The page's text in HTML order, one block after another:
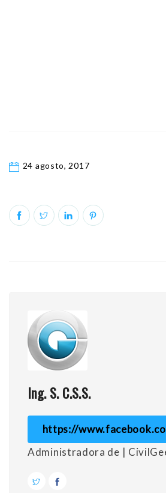
24 agosto, 2017
Ing. S. C.S.S.
https://
Administradora de |